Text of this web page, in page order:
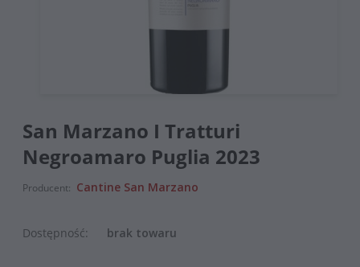
San Marzano I Tratturi
Negroamaro Puglia 2023
Producent: Cantine San Marzano
Dostępność: brak towaru